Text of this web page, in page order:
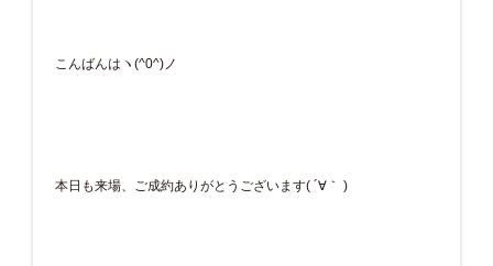
こんばんはヽ(^0^)ノ
本日も来場、ご成約ありがとうございます( ´∀｀ )